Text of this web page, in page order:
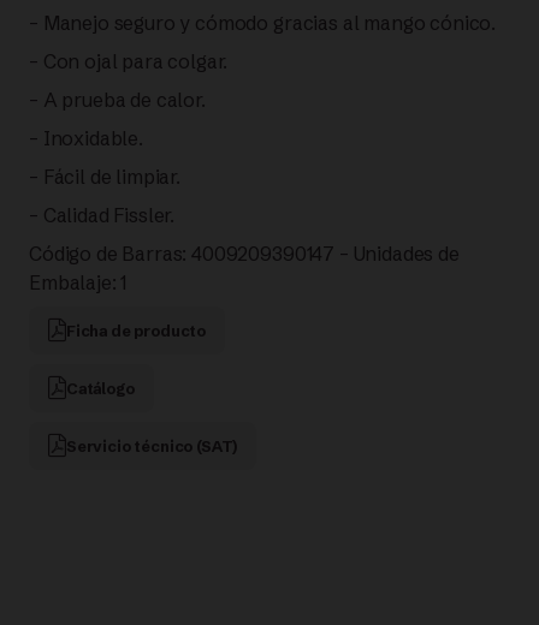
CAZO
DE
SOPA
FISSLER
– Manejo seguro y cómodo gracias al mango cónico.
– Con ojal para colgar.
– A prueba de calor.
– Inoxidable.
– Fácil de limpiar.
– Calidad Fissler.
Código de Barras: 4009209390147 – Unidades de
Embalaje: 1
Ficha de producto
Catálogo
Servicio técnico (SAT)